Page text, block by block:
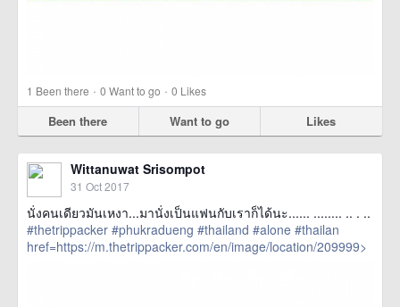
1 Been there · 0 Want to go · 0 Likes
Been there Want to go Likes
Wittanuwat Srisompot
31 Oct 2017
นั่งคนเดียวมันเหงา...มานั่งเป็นแฟนกับเราก็ได้นะ...... ........ .. . ..
#thetrippacker #phukradueng #thailand #alone #thailan
href=https://m.thetrippacker.com/en/image/location/209999>